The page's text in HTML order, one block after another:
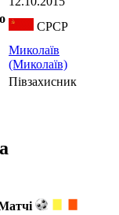
СРСР
Миколаїв
(Миколаїв)
Півзахисник